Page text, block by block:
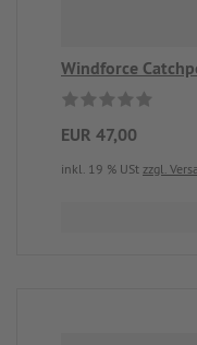
Windforce
EUR 47,00
inkl. 19 % USt zzgl.